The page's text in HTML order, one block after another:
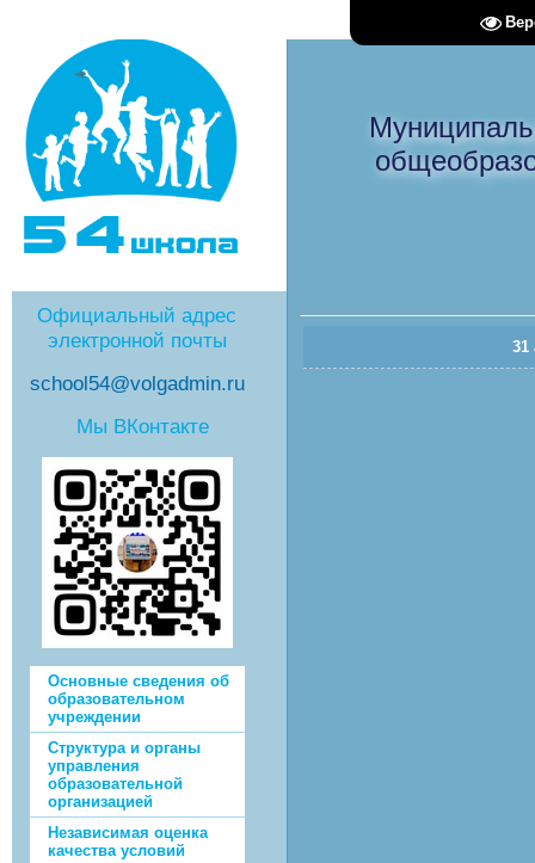
Официальный адрес
электронной почты
school54@volgadmin.ru
Мы ВКонтакте
Основные сведения об
образовательном
учреждении
Структура и органы
управления
образовательной
организацией
Независимая оценка
качества условий
31